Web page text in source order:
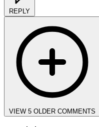
REPLY
VIEW 5 OLDER COMMENTS